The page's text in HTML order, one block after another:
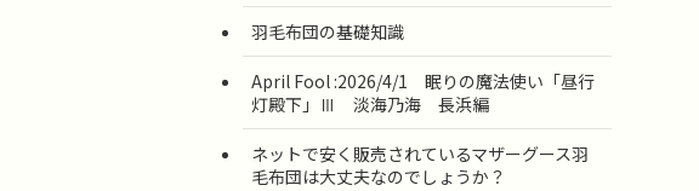
羽毛布団の基礎知識
April Fool :2026/4/1 眠りの魔法使い「昼行
灯殿下」Ⅲ 淡海乃海 長浜編
ネットで安く販売されているマザーグース羽
毛布団は大丈夫なのでしょうか？